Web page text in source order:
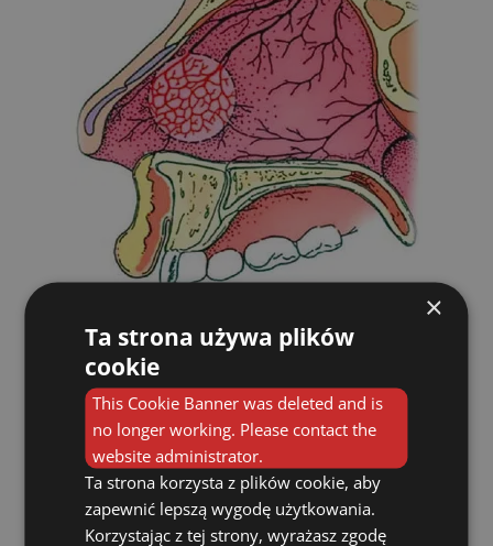
Często w nosie po pewnym czasie pojawia
przerost małżowin nosowych
się jakby przed zwiększonym przepływem
powietrza - powiększające się z boków
małżowiny próbują zamknąć perforację,
przez co paradoksalnie dojść może w końcu
do zaburzeń jego drożności.
×
Ta strona używa plików
cookie
This Cookie Banner was deleted and is
no longer working. Please contact the
website administrator.
Ta strona korzysta z plików cookie, aby
zapewnić lepszą wygodę użytkowania.
Korzystając z tej strony, wyrażasz zgodę